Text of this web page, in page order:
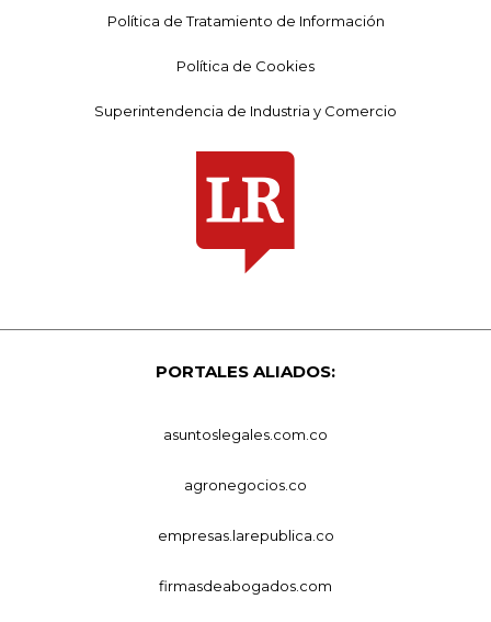
Política de Tratamiento de Información
Política de Cookies
Superintendencia de Industria y Comercio
PORTALES ALIADOS:
asuntoslegales.com.co
agronegocios.co
empresas.larepublica.co
firmasdeabogados.com